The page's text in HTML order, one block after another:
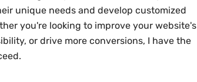
unique needs and develop customized
you're looking to improve your website's
or drive more conversions, I have the